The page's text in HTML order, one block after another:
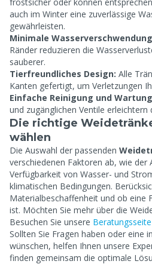
auch im Winter eine zuverlässige
gewährleisten.
Minimale
Ränder reduzieren die
sauberer.
Tierfreundliches Design: Alle
Kanten gefertigt, um Verletzungen
Einfache Reinigung und
und zugänglichen Ventile erleichtern
Die richtige
wählen
Die Auswahl der passenden
verschiedenen Faktoren ab, wie der
Verfügbarkeit von Wasser- und
klimatischen Bedingungen.
Materialbeschaffenheit und ob eine
ist. Möchten Sie mehr über die
Besuchen Sie unsere
Sollten Sie Fragen haben oder eine
wünschen, helfen Ihnen unsere
finden gemeinsam die optimale